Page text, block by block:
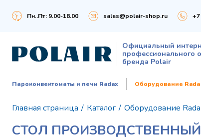
Пн..Пт: 9.00-18.00 sales@polair-shop.ru +7
Официальный
профессионального
бренда Polair
Пароконвектоматы и печи Radax Оборудование Rada
Главная страница / Каталог / Оборудование Rada
СТОЛ